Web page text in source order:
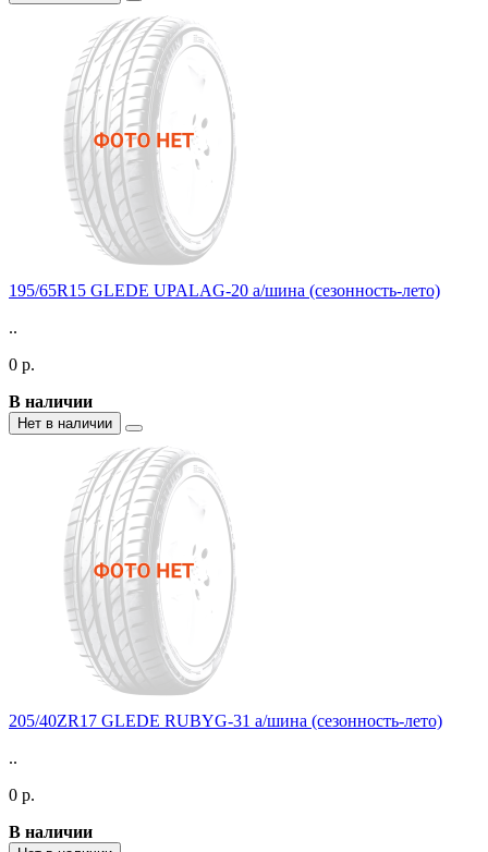
195/65R15 GLEDE UPALAG-20 а/шина (сезонность-лето)
..
0 р.
В наличии
Нет в наличии
205/40ZR17 GLEDE RUBYG-31 а/шина (сезонность-лето)
..
0 р.
В наличии